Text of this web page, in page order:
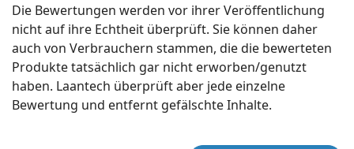
Die Bewertungen werden vor ihrer Veröffentlichung
nicht auf ihre Echtheit überprüft. Sie können daher
auch von Verbrauchern stammen, die die bewerteten
Produkte tatsächlich gar nicht erworben/genutzt
haben. Laantech überprüft aber jede einzelne
Bewertung und entfernt gefälschte Inhalte.